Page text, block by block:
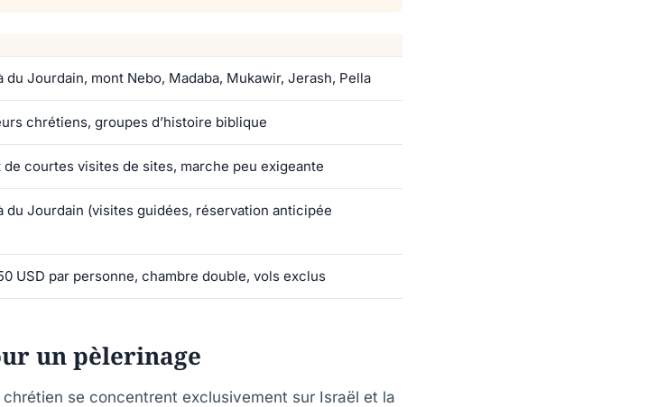
du Jourdain, mont Nebo, Madaba, Mukawir, Jerash, Pella
chrétiens, groupes d’histoire biblique
courtes visites de sites, marche peu exigeante
du Jourdain (visites guidées, réservation anticipée
USD par personne, chambre double, vols exclus
un pèlerinage
se concentrent exclusivement sur Israël et la